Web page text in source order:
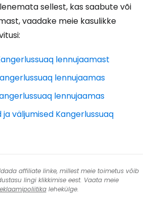
sellest, kas saabute või
vaadake meie kasulikke
lennujaamast
lennujaamas
lennujaamas
ja väljumised Kangerlussuaq
affiliate linke, millest meie toimetus võib
lingi klikkimise eest. Vaata meie
lehekülge.